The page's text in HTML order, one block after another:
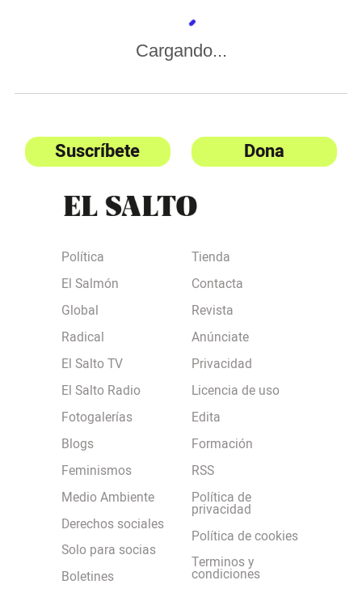
Cargando...
Suscríbete Dona
Política
El Salmón
Global
Radical
El Salto TV
El Salto Radio
Fotogalerías
Blogs
Feminismos
Medio Ambiente
Derechos sociales
Solo para socias
Boletines
Tienda
Contacta
Revista
Anúnciate
Privacidad
Licencia de uso
Edita
Formación
RSS
Política de
privacidad
Política de cookies
Terminos y
condiciones